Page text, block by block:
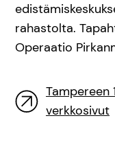
rahastolta.
Operaatio
Tampereen
verkkosivut